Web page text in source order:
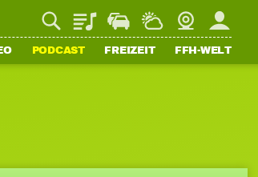
PlaylistStaupilotWetterWebcamMein FFH
PODCAST FREIZEIT FFH-WELT